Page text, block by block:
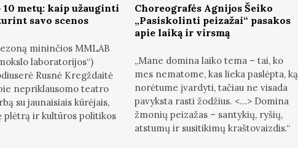
10 metų: kaip užauginti
savo scenos
mininčios MMLAB
laboratorijos“)
Rusnė Kregždaitė
nepriklausomo teatro
su jaunaisiais kūrėjais,
plėtrą ir kultūros politikos
Choreografės Agnijos Šeiko
„Pasiskolinti peizažai“ pasakos
apie laiką ir virsmą
„Mane domina laiko tema – tai, ko
mes nematome, kas lieka paslėpta, ką
norėtume įvardyti, tačiau ne visada
pavyksta rasti žodžius. <...> Domina
žmonių peizažas – santykių, ryšių,
atstumų ir susitikimų kraštovaizdis.“